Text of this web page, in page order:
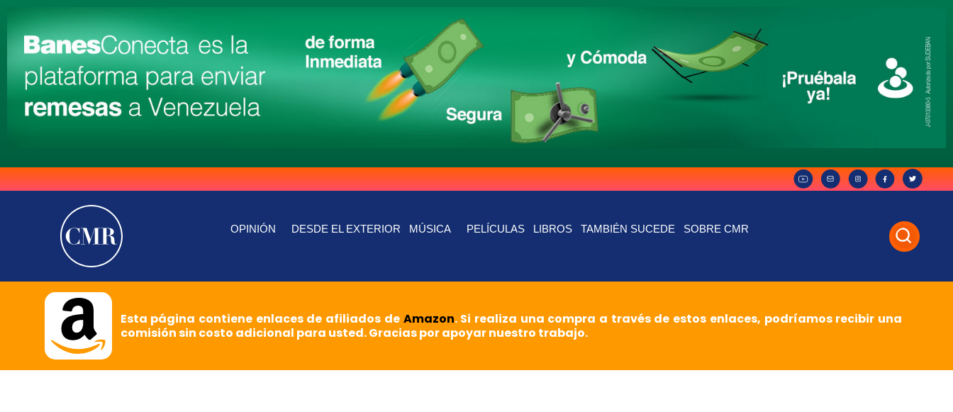
OPINIÓN DESDE EL EXTERIOR MÚSICA PELÍCULAS LIBROS TAMBIÉN SUCEDE SOBRE CMR
Esta página contiene enlaces de afiliados de Amazon. Si realiza una compra a través de estos enlaces, podríamos recibir una
comisión sin costo adicional para usted. Gracias por apoyar nuestro trabajo.